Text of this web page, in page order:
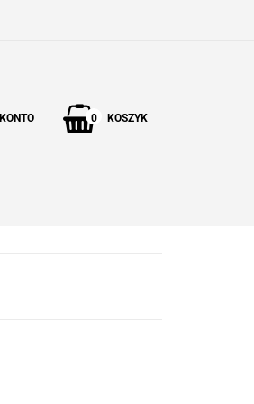
KONTO 0 KOSZYK